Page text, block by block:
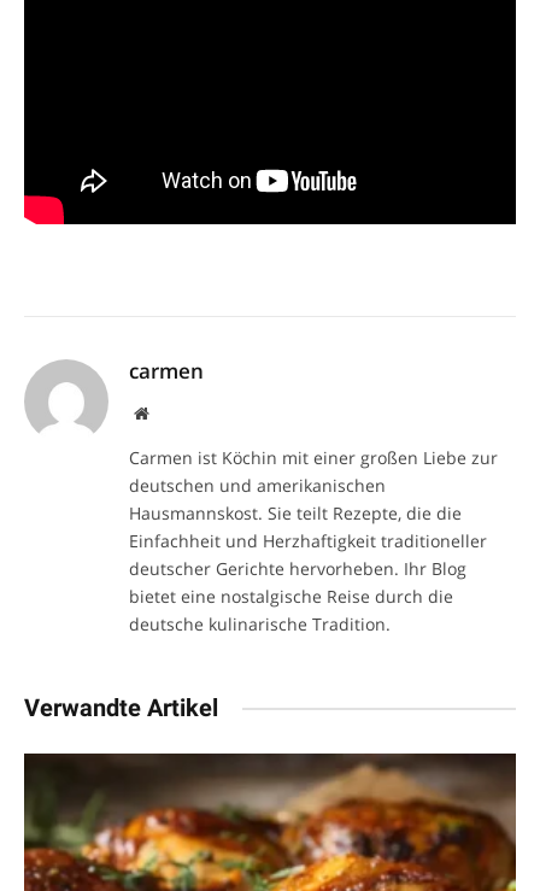
carmen
Website
Carmen ist Köchin mit einer großen Liebe zur
deutschen und amerikanischen
Hausmannskost. Sie teilt Rezepte, die die
Einfachheit und Herzhaftigkeit traditioneller
deutscher Gerichte hervorheben. Ihr Blog
bietet eine nostalgische Reise durch die
deutsche kulinarische Tradition.
Verwandte Artikel